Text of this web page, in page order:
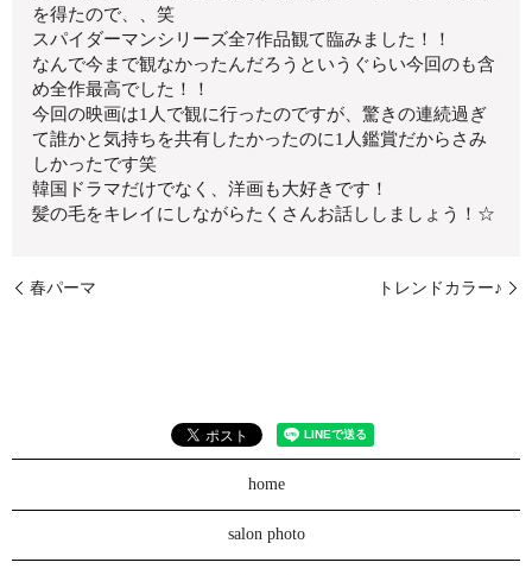
を得たので、、笑
スパイダーマンシリーズ全7作品観て臨みました！！
なんで今まで観なかったんだろうというぐらい今回のも含
め全作最高でした！！
今回の映画は1人で観に行ったのですが、驚きの連続過ぎ
て誰かと気持ちを共有したかったのに1人鑑賞だからさみ
しかったです笑
韓国ドラマだけでなく、洋画も大好きです！
髪の毛をキレイにしながらたくさんお話ししましょう！☆
春パーマ トレンドカラー♪
home
salon photo